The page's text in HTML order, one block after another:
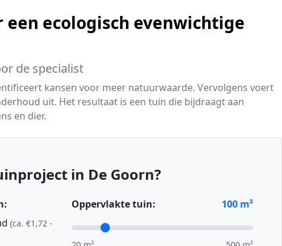
een ecologisch evenwichtige
de specialist
kansen voor meer natuurwaarde. Vervolgens voert
uit. Het resultaat is een tuin die bijdraagt aan
en dier.
in De Goorn?
(ca. €1,72 -
Oppervlakte tuin: 100 m²